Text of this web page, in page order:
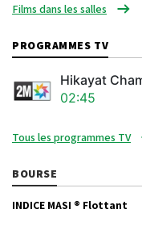
Films dans les salles
PROGRAMMES TV
Hikayat
02:45
Tous les programmes TV
BOURSE
INDICE MASI ® Flottant